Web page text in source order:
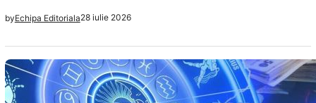
byEchipa Editoriala28 iulie 2026